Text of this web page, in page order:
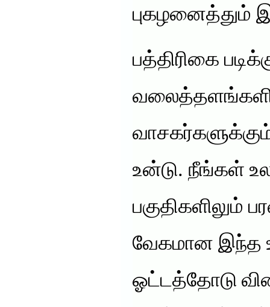
புகழனைத்தும்
பத்திரிகை
உன்டு. நீங்கள்
பகுதிகளிலும்
வேகமான இந்த
ஓட்டத்தோடு